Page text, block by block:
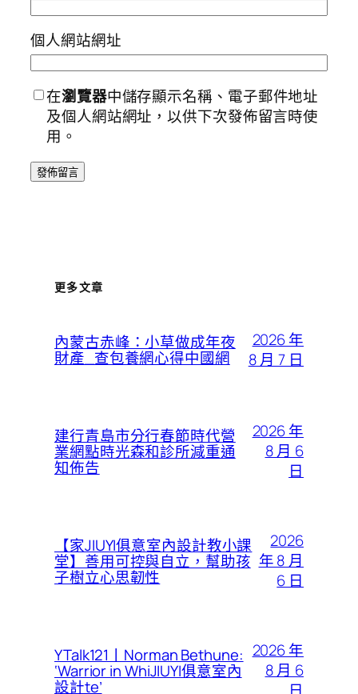
個人網站網址
在瀏覽器中儲存顯示名稱、電子郵件地址
及個人網站網址，以供下次發佈留言時使
用。
更多文章
內蒙古赤峰：小草做成年夜
財產_查包養網心得中國網
2026 年
8 月 7 日
建行青島市分行春節時代營
業網點時光森和診所減重通
知佈告
2026 年
8 月 6
日
【家JIUYI俱意室內設計教小課
堂】善用可控與自立，幫助孩
子樹立心思韌性
2026
年 8 月
6 日
YTalk121丨Norman Bethune:
‘Warrior in WhiJIUYI俱意室內
設計te’
2026 年
8 月 6